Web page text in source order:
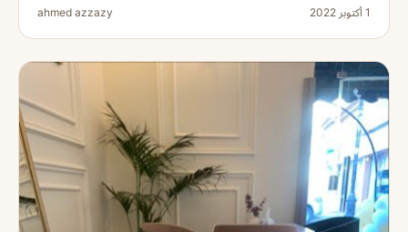
1 أكتوبر 2022 ahmed azzazy